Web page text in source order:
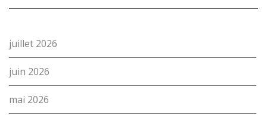
juillet 2026
juin 2026
mai 2026